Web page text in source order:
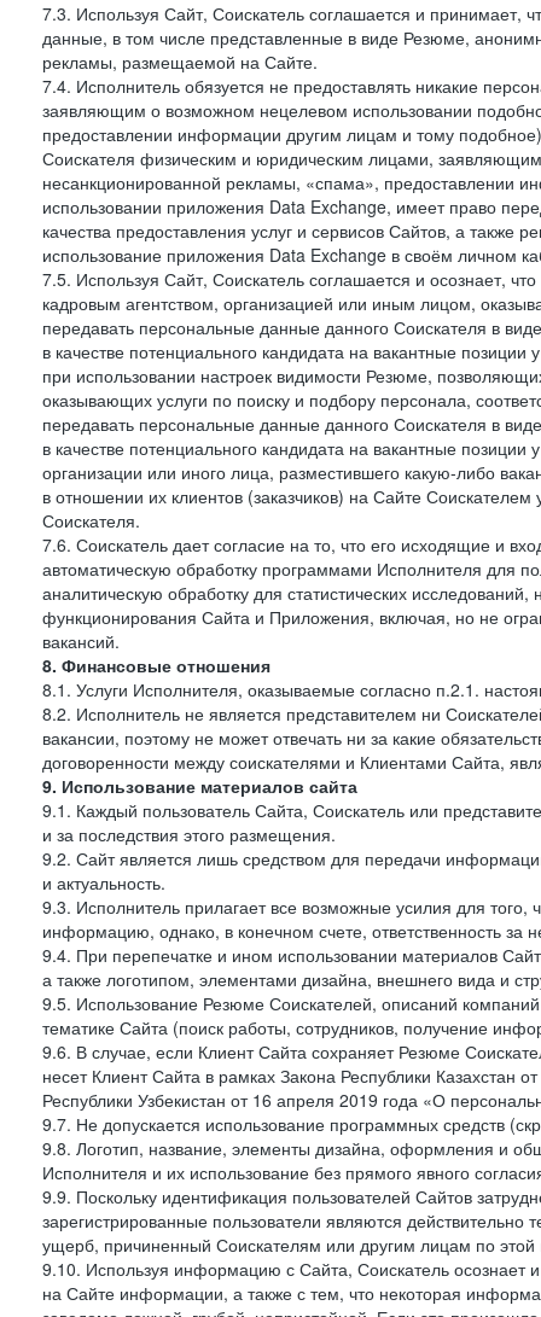
7.3. Используя Сайт, Соискатель соглашается и принимает,
данные, в том числе представленные в виде Резюме,
рекламы, размещаемой на Сайте.
7.4. Исполнитель обязуется не предоставлять никакие
заявляющим о возможном нецелевом использовании
предоставлении информации другим лицам и тому
Соискателя физическим и юридическим лицами,
несанкционированной рекламы, «спама», предоставлении
использовании приложения Data Exchange, имеет право
качества предоставления услуг и сервисов Сайтов, а также
использование приложения Data Exchange в своём личном
7.5. Используя Сайт, Соискатель соглашается и осознает,
кадровым агентством, организацией или иным лицом,
передавать персональные данные данного Соискателя в
в качестве потенциального кандидата на вакантные позиции
при использовании настроек видимости Резюме,
оказывающих услуги по поиску и подбору персонала,
передавать персональные данные данного Соискателя в
в качестве потенциального кандидата на вакантные позиции
организации или иного лица, разместившего какую-либо
в отношении их клиентов (заказчиков) на Сайте
Соискателя.
7.6. Соискатель дает согласие на то, что его исходящие и
автоматическую обработку программами Исполнителя для
аналитическую обработку для статистических
функционирования Сайта и Приложения, включая, но не
вакансий.
8. Финансовые отношения
8.1. Услуги Исполнителя, оказываемые согласно п.2.1.
8.2. Исполнитель не является представителем ни
вакансии, поэтому не может отвечать ни за какие
договоренности между соискателями и Клиентами Сайта,
9. Использование материалов сайта
9.1. Каждый пользователь Сайта, Соискатель или
и за последствия этого размещения.
9.2. Сайт является лишь средством для передачи
и актуальность.
9.3. Исполнитель прилагает все возможные усилия для
информацию, однако, в конечном счете, ответственность за
9.4. При перепечатке и ином использовании материалов
а также логотипом, элементами дизайна, внешнего вида и
9.5. Использование Резюме Соискателей, описаний
тематике Сайта (поиск работы, сотрудников, получение
9.6. В случае, если Клиент Сайта сохраняет Резюме
несет Клиент Сайта в рамках Закона Республики
Республики Узбекистан от 16 апреля 2019 года «О
9.7. Не допускается использование программных средств
9.8. Логотип, название, элементы дизайна, оформления и
Исполнителя и их использование без прямого явного
9.9. Поскольку идентификация пользователей Сайтов
зарегистрированные пользователи являются
ущерб, причиненный Соискателям или другим лицам по этой
9.10. Используя информацию с Сайта, Соискатель осознает
на Сайте информации, а также с тем, что некоторая